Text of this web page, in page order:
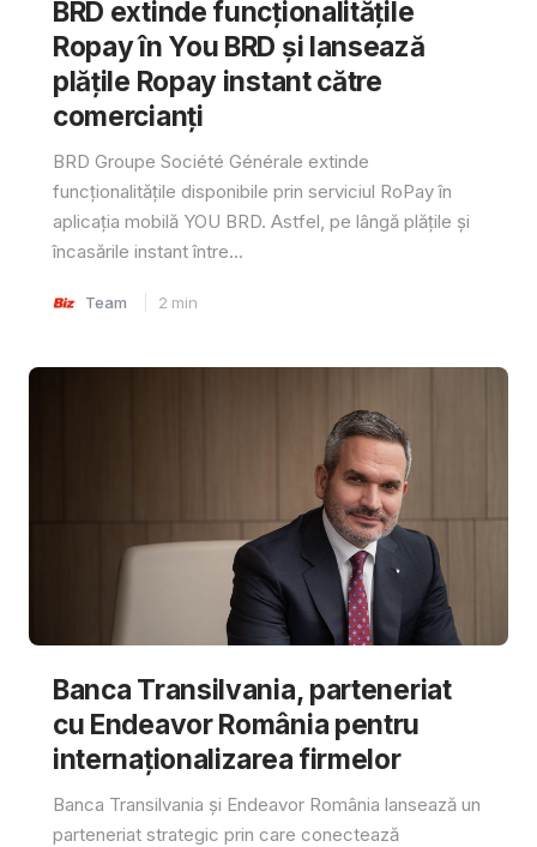
BRD extinde funcționalitățile
Ropay în You BRD și lansează
plățile Ropay instant către
comercianți
BRD Groupe Société Générale extinde
funcționalitățile disponibile prin serviciul RoPay în
aplicația mobilă YOU BRD. Astfel, pe lângă plățile și
încasările instant între...
Team 2 min
Banca Transilvania, parteneriat
cu Endeavor România pentru
internaționalizarea firmelor
Banca Transilvania și Endeavor România lansează un
parteneriat strategic prin care conectează